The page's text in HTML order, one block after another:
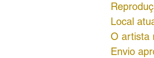
Local
O artista
Envio